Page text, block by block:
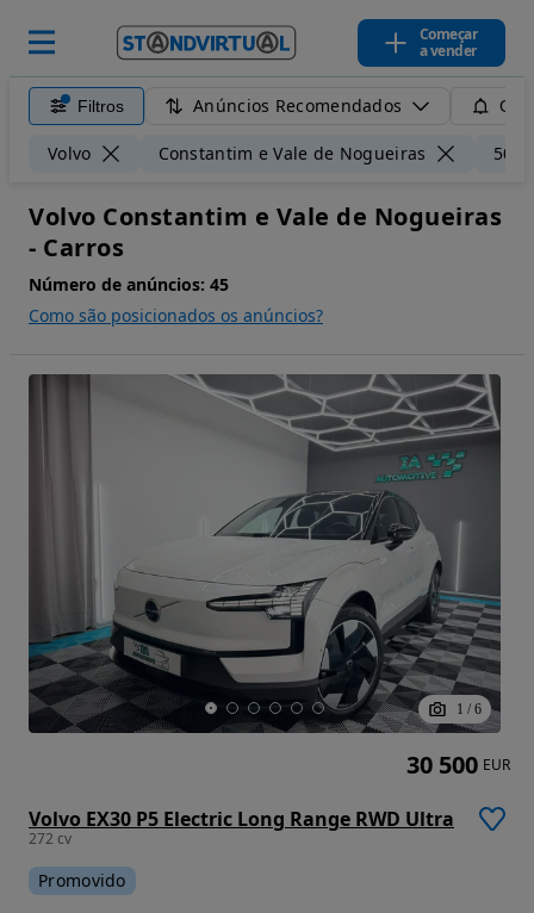
Começar
a vender
Filtros Anúncios Recomendados
Volvo Constantim e Vale de Nogueiras 50
Volvo Constantim e Vale de Nogueiras
- Carros
Número de anúncios: 45
Como são posicionados os anúncios?
1 / 6
Volvo EX30 P5 Electric Long Range RWD Ultra
272 cv
Promovido
30 500 EUR